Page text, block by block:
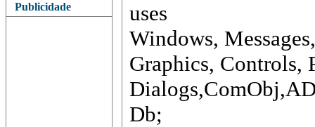
Publicidade
uses
Windows,
Graphics, Controls,
Db;